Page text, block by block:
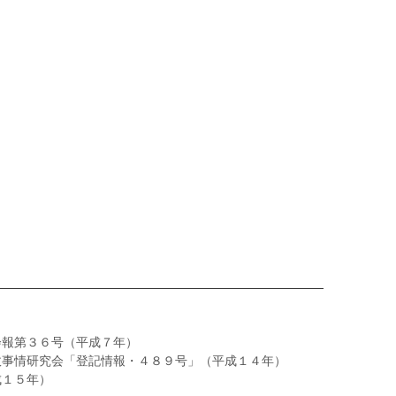
第３６号（平成７年）
情研究会「登記情報・４８９号」（平成１４年）
５年）